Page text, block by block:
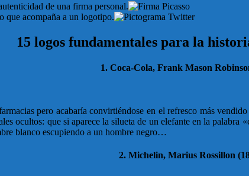
de una firma personal.
que acompaña a un logotipo.
15 logos fundamentales para la
1. Coca-Cola, Frank Mason
pero acabaría convirtiéndose en el refresco más
ocultos: que si aparece la silueta de un elefante en la
blanco escupiendo a un hombre negro…
2. Michelin, Marius Rossillon